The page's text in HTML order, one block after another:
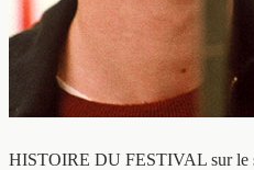
HISTOIRE DU FESTIVAL sur le